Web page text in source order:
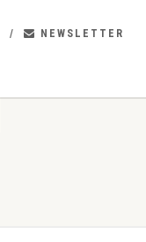
NEWSLETTER